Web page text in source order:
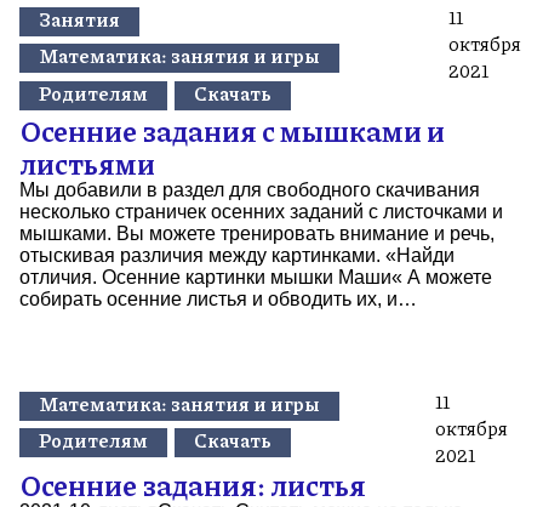
Занятия
Математика: занятия и игры
Родителям
Скачать
11
октября
2021
Осенние задания с мышками и
листьями
Мы добавили в раздел для свободного скачивания
несколько страничек осенних заданий с листочками и
мышками. Вы можете тренировать внимание и речь,
отыскивая различия между картинками. «Найди
отличия. Осенние картинки мышки Маши« А можете
собирать осенние листья и обводить их, и…
Математика: занятия и игры
Родителям
Скачать
11
октября
2021
Осенние задания: листья